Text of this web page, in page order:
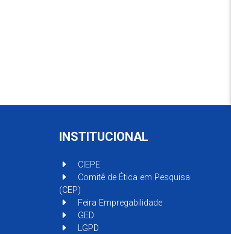
INSTITUCIONAL
CIEPE
Comitê de Ética em Pesquisa
(CEP)
Feira Empregabilidade
GED
LGPD